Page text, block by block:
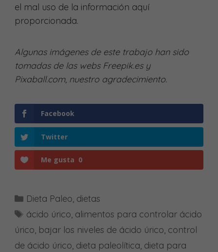
el mal uso de la información aquí
proporcionada.
Algunas imágenes de este trabajo han sido
tomadas de las webs Freepik.es y
Pixaball.com, nuestro agradecimiento.
Facebook
Twitter
Me gusta 0
Categorías
Dieta Paleo, dietas
Etiquetas
ácido úrico, alimentos para controlar ácido
úrico, bajar los niveles de ácido úrico, control
de ácido úrico, dieta paleolítica, dieta para